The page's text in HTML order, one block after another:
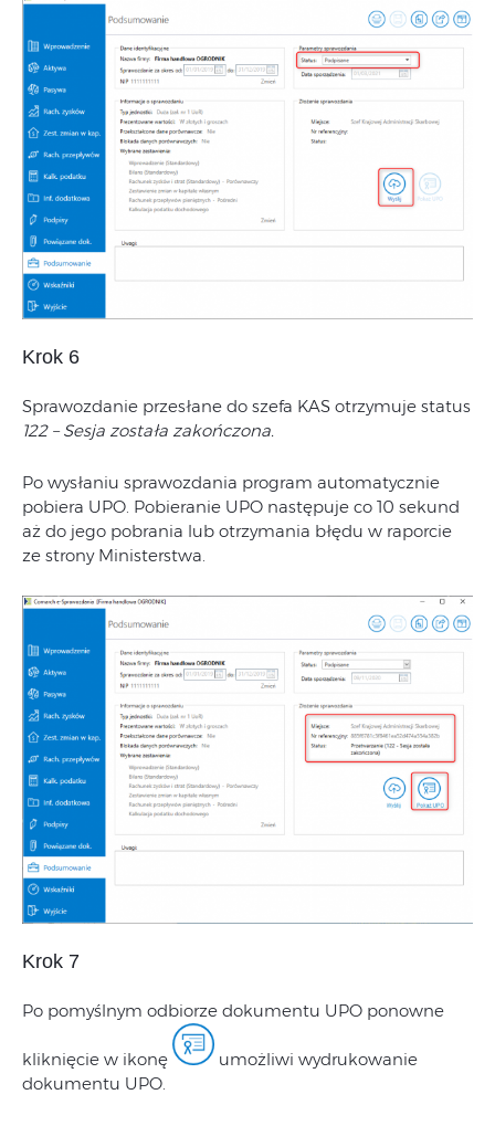
Krok 6
Sprawozdanie przesłane do szefa KAS otrzymuje status
122 – Sesja została zakończona.
Po wysłaniu sprawozdania program automatycznie
pobiera UPO. Pobieranie UPO następuje co 10 sekund
aż do jego pobrania lub otrzymania błędu w raporcie
ze strony Ministerstwa.
Krok 7
Po pomyślnym odbiorze dokumentu UPO ponowne
kliknięcie w ikonę
umożliwi wydrukowanie
dokumentu UPO.